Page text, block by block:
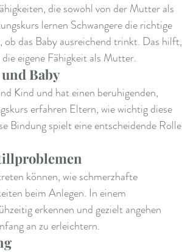
die sowohl von der Mutter als
lernen Schwangere die richtige
das Baby ausreichend trinkt. Das hilft,
eigene Fähigkeit als Mutter.
Baby
Kind und hat einen beruhigenden,
erfahren Eltern, wie wichtig diese
Bindung spielt eine entscheidende Rolle
können, wie schmerzhafte
beim Anlegen. In einem
erkennen und gezielt angehen
an zu erleichtern.